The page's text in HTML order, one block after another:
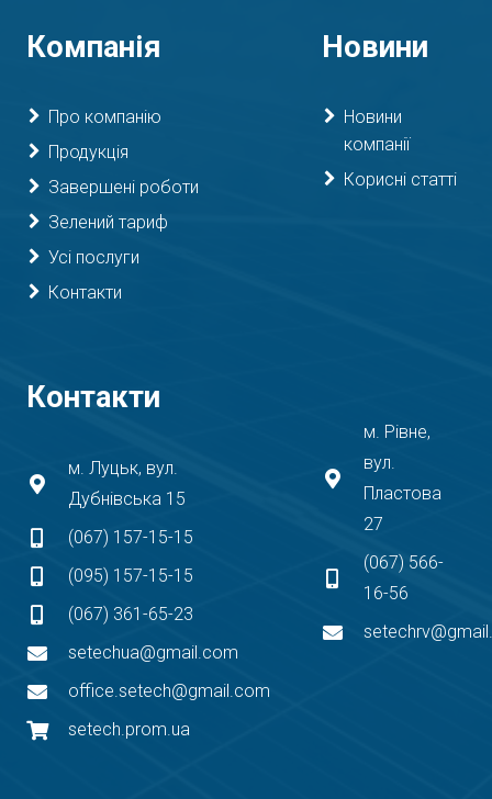
Компанія
Про компанію
Продукція
Завершені роботи
Зелений тариф
Усі послуги
Контакти
Новини
Новини
компанії
Корисні статті
Контакти
м. Луцьк, вул.
Дубнівська 15
(067) 157-15-15
(095) 157-15-15
(067) 361-65-23
setechua@gmail.com
office.setech@gmail.com
setech.prom.ua
м. Рівне,
вул.
Пластова
27
(067) 566-
16-56